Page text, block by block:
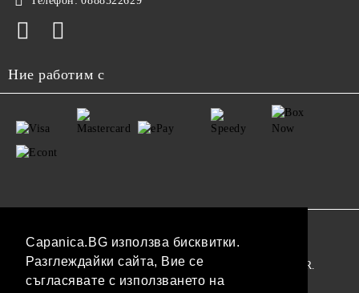
Capanica.BG използва бисквитки.
Разглеждайки сайта, Вие се
съгласявате с използването на
Ние работим с
Нашият онлайн магазин е 100% съобразен с GDPR.